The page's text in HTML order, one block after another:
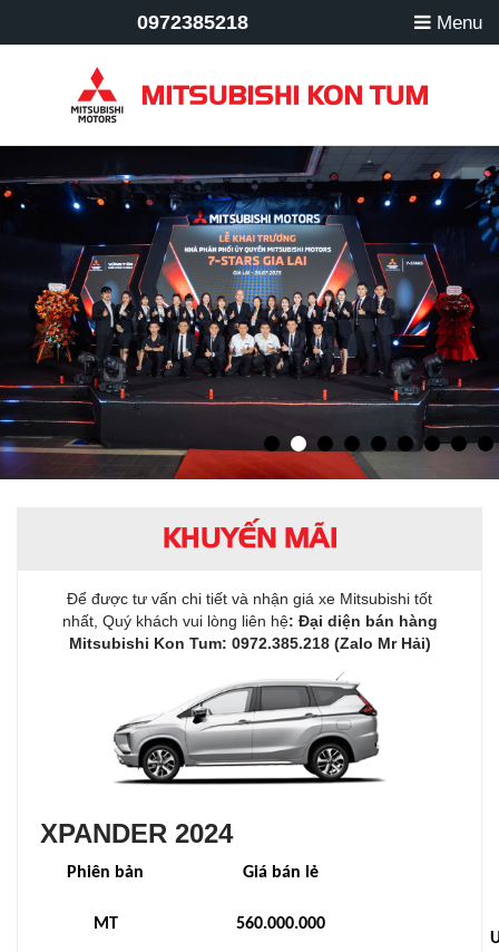
Menu
0972385218
KHUYẾN MÃI
Để được tư vấn chi tiết và nhận giá xe Mitsubishi tốt
nhất, Quý khách vui lòng liên hệ: Đại diện bán hàng
Mitsubishi Kon Tum: 0972.385.218 (Zalo Mr Hải)
XPANDER 2024
Phiên bản Giá bán lẻ
MT
560.000.000